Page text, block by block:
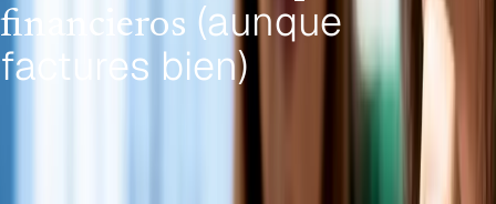
financieros (aunque
factures bien)